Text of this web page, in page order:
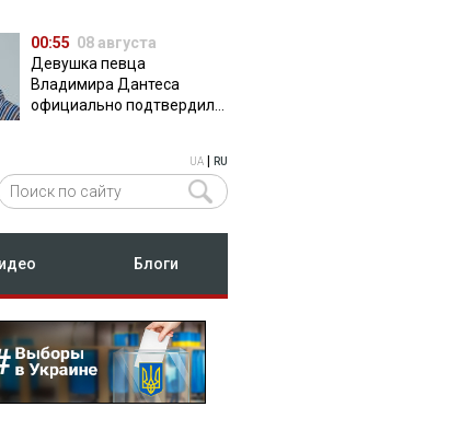
00:55 08 августа
Девушка певца
Владимира Дантеса
официально подтвердила
UA RU
Блоги